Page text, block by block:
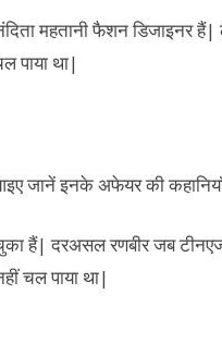
महतानी फैशन डिजाइनर
पाया था|
हैं| दरअसल रणबीर जब
चल पाया था|